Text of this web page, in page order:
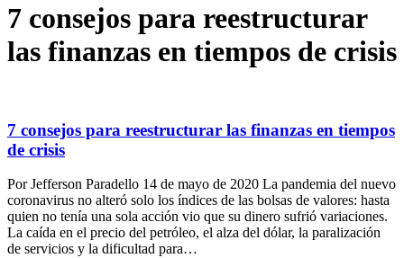
7 consejos para reestructurar
las finanzas en tiempos de crisis
7 consejos para reestructurar las finanzas en tiempos
de crisis
Por Jefferson Paradello 14 de mayo de 2020 La pandemia del nuevo
coronavirus no alteró solo los índices de las bolsas de valores: hasta
quien no tenía una sola acción vio que su dinero sufrió variaciones.
La caída en el precio del petróleo, el alza del dólar, la paralización
de servicios y la dificultad para…